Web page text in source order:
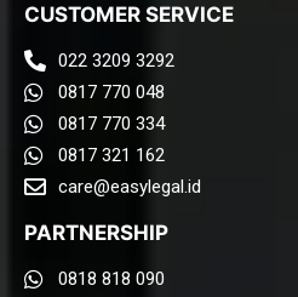
CUSTOMER SERVICE
022 3209 3292
0817 770 048
0817 770 334
0817 321 162
care@easylegal.id​
PARTNERSHIP
0818 818 090